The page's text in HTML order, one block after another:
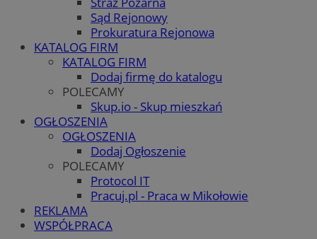
Sąd Rejonowy
Prokuratura Rejonowa
KATALOG FIRM
KATALOG FIRM
Dodaj firmę do katalogu
POLECAMY
Skup.io - Skup mieszkań
OGŁOSZENIA
OGŁOSZENIA
Dodaj Ogłoszenie
POLECAMY
Protocol IT
Pracuj.pl - Praca w Mikołowie
REKLAMA
WSPÓŁPRACA